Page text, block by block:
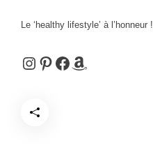
Le ‘healthy lifestyle’ à l’honneur !
Instagram
Pinterest
Facebook
Amazon